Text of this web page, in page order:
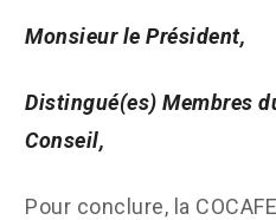
Monsieur le Président,
Distingué(es) Membres
Conseil,
Pour conclure, la